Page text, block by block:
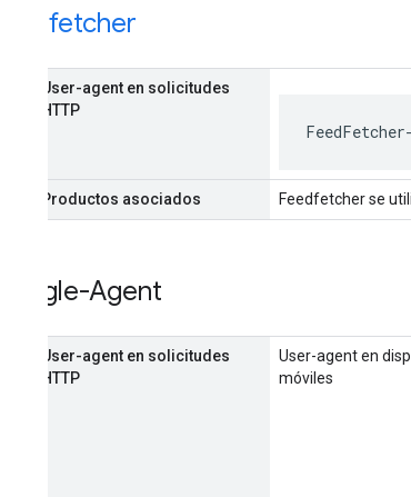
Feedfetcher
User-agent en solicitudes
HTTP
Productos asociados Feedfetcher se
Google-Agent
User-agent en solicitudes
HTTP
User-agent en
móviles